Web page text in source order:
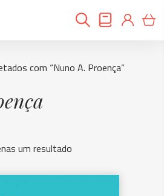
com “Nuno A. Proença”
um resultado